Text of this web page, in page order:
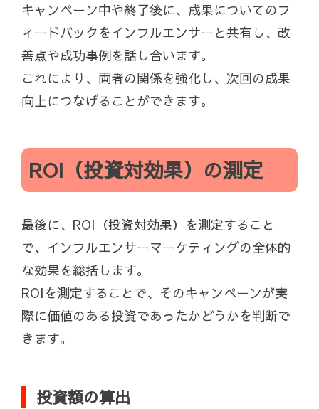
キャンペーン中や終了後に、成果についてのフ
ィードバックをインフルエンサーと共有し、改
善点や成功事例を話し合います。
これにより、両者の関係を強化し、次回の成果
向上につなげることができます。
ROI（投資対効果）の測定
最後に、ROI（投資対効果）を測定すること
で、インフルエンサーマーケティングの全体的
な効果を総括します。
ROIを測定することで、そのキャンペーンが実
際に価値のある投資であったかどうかを判断で
きます。
投資額の算出